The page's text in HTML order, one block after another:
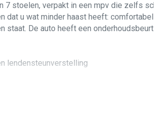
7 stoelen, verpakt in een mpv die zelfs
dat u wat minder haast heeft:
staat. De auto heeft een
lendensteunverstelling